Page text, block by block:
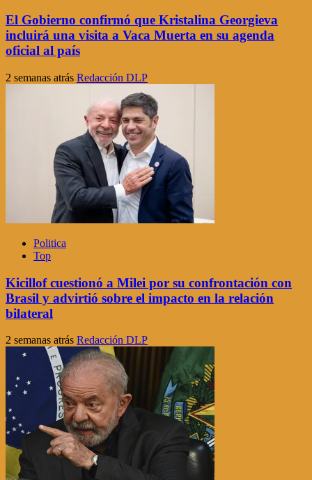
El Gobierno confirmó que Kristalina Georgieva
incluirá una visita a Vaca Muerta en su agenda
oficial al país
2 semanas atrás Redacción DLP
Politica
Top
Kicillof cuestionó a Milei por su confrontación con
Brasil y advirtió sobre el impacto en la relación
bilateral
2 semanas atrás Redacción DLP